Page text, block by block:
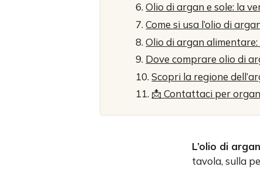
Olio di argan e sole: la
Come si usa l’olio di
Olio di argan alimentare:
Dove comprare olio di
Scopri la regione
📩 Contattaci per
L’olio di argan
tavola, sulla